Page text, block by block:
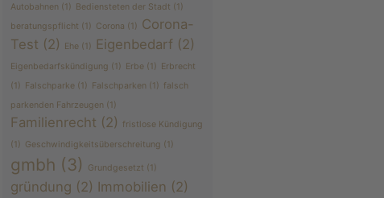
Autobahnen (1) Bediensteten der Stadt (1)
beratungspflicht (1) Corona (1) Corona-
Test (2) Ehe (1) Eigenbedarf (2)
Eigenbedarfskündigung (1) Erbe (1) Erbrecht
(1) Falschparke (1) Falschparken (1) falsch
parkenden Fahrzeugen (1)
Familienrecht (2) fristlose Kündigung
(1) Geschwindigkeitsüberschreitung (1)
gmbh (3) Grundgesetzt (1)
gründung (2) Immobilien (2)